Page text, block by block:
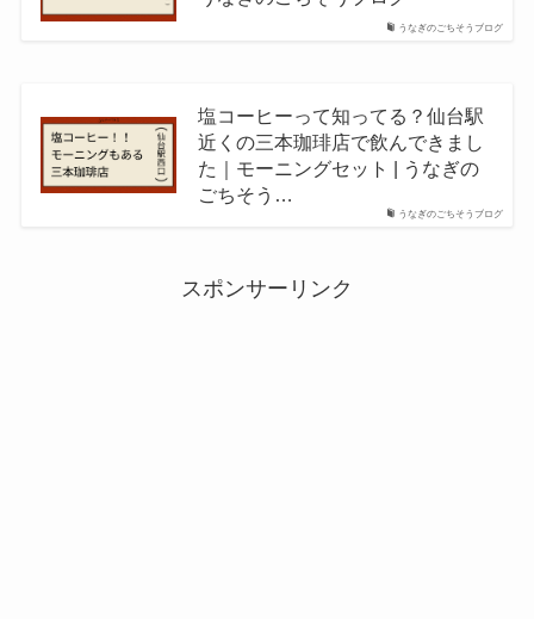
うなぎのごちそうブログ
うなぎのごちそうブログ
塩コーヒーって知ってる？仙台駅
近くの三本珈琲店で飲んできまし
た｜モーニングセット | うなぎの
ごちそう…
スポンサーリンク